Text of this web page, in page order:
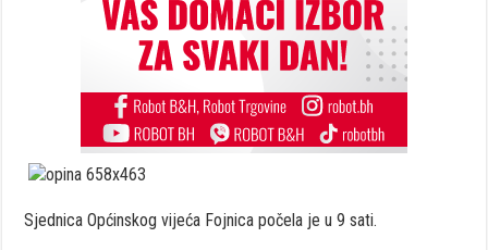
Sjednica Općinskog vijeća Fojnica počela je u 9 sati.